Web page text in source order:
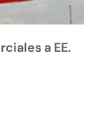
a EE.